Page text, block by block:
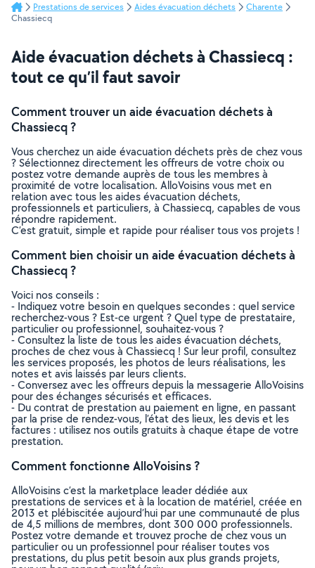
Prestations de services Aides évacuation déchets
Charente
Chassiecq
Aide évacuation déchets à Chassiecq :
tout ce qu’il faut savoir
Comment trouver un aide évacuation déchets à
Chassiecq ?
Vous cherchez un aide évacuation déchets près de chez vous
? Sélectionnez directement les offreurs de votre choix ou
postez votre demande auprès de tous les membres à
proximité de votre localisation. AlloVoisins vous met en
relation avec tous les aides évacuation déchets,
professionnels et particuliers, à Chassiecq, capables de vous
répondre rapidement.
C’est gratuit, simple et rapide pour réaliser tous vos projets !
Comment bien choisir un aide évacuation déchets à
Chassiecq ?
Voici nos conseils :
- Indiquez votre besoin en quelques secondes : quel service
recherchez-vous ? Est-ce urgent ? Quel type de prestataire,
particulier ou professionnel, souhaitez-vous ?
- Consultez la liste de tous les aides évacuation déchets,
proches de chez vous à Chassiecq ! Sur leur profil, consultez
les services proposés, les photos de leurs réalisations, les
notes et avis laissés par leurs clients.
- Conversez avec les offreurs depuis la messagerie AlloVoisins
pour des échanges sécurisés et efficaces.
- Du contrat de prestation au paiement en ligne, en passant
par la prise de rendez-vous, l’état des lieux, les devis et les
factures : utilisez nos outils gratuits à chaque étape de votre
prestation.
Comment fonctionne AlloVoisins ?
AlloVoisins c’est la marketplace leader dédiée aux
prestations de services et à la location de matériel, créée en
2013 et plébiscitée aujourd’hui par une communauté de plus
de 4,5 millions de membres, dont 300 000 professionnels.
Postez votre demande et trouvez proche de chez vous un
particulier ou un professionnel pour réaliser toutes vos
prestations, du plus petit besoin aux plus grands projets,